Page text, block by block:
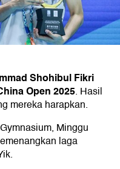
Shohibul Fikri
Open 2025. Hasil
mereka harapkan.
Minggu
laga